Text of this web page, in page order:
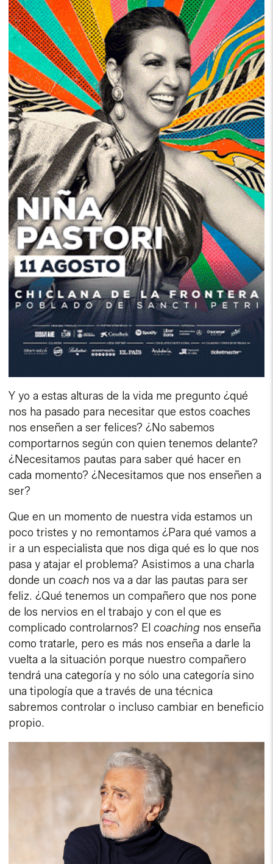
Y yo a estas alturas de la vida me pregunto ¿qué
nos ha pasado para necesitar que estos coaches
nos enseñen a ser felices? ¿No sabemos
comportarnos según con quien tenemos delante?
¿Necesitamos pautas para saber qué hacer en
cada momento? ¿Necesitamos que nos enseñen a
ser?
Que en un momento de nuestra vida estamos un
poco tristes y no remontamos ¿Para qué vamos a
ir a un especialista que nos diga qué es lo que nos
pasa y atajar el problema? Asistimos a una charla
donde uncoach nos va a dar las pautas para ser
feliz. ¿Qué tenemos un compañero que nos pone
de los nervios en el trabajo y con el que es
complicado controlarnos? Elcoaching nos enseña
como tratarle, pero es más nos enseña a darle la
vuelta a la situación porque nuestro compañero
tendrá una categoría y no sólo una categoría sino
una tipología que a través de una técnica
sabremos controlar o incluso cambiar en beneficio
propio.